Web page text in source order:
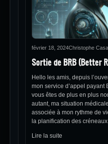
février 18, 2024Christophe
Sortie de BRB (Better
Hello les amis, depuis
mon service d’appel payant
vous êtes de plus en plus
autant, ma situation
associée à mon rythme de
la planification des
Lire la suite